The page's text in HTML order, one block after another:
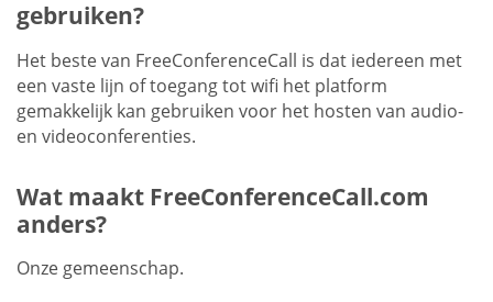
gebruiken?
Het beste van FreeConferenceCall is dat iedereen met
een vaste lijn of toegang tot wifi het platform
gemakkelijk kan gebruiken voor het hosten van audio-
en videoconferenties.
Wat maakt FreeConferenceCall.com
anders?
Onze gemeenschap.